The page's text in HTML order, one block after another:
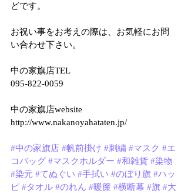
どです。
お祝い事をお考えの際は、お気軽にお問
い合わせ下さい。
中の家旗店TEL
095-822-0059
中の家旗店website
http://www.nakanoyahataten.jp/
#中の家旗店 #帆前掛け #刺繍 #マスク #エ
コバッグ #マスクホルダー #和雑貨 #染物
#染元 #てぬぐい #手拭い #のぼり旗 #ハッ
ピ #タオル #のれん #暖簾 #横断幕 #旗 #大